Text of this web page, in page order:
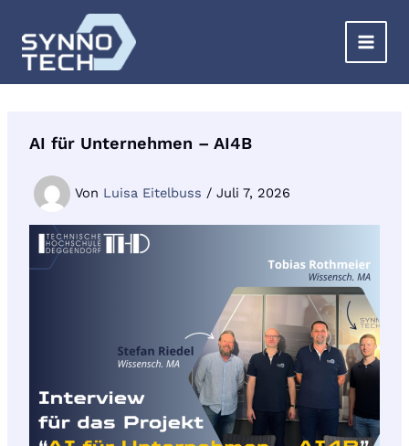
Inhalt
springen
AI für Unternehmen – AI4B
Von Luisa Eitelbuss / Juli 7, 2026